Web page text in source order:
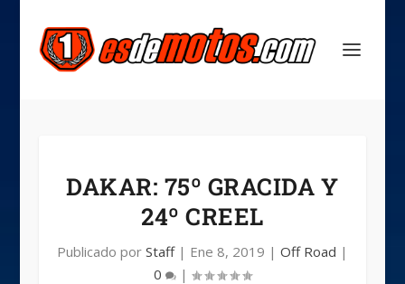
DAKAR: 75º GRACIDA Y
24º CREEL
Publicado por Staff| Ene 8, 2019 | Off Road |
0
|